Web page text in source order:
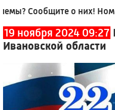
о них! Номер
19 ноября 2024 09:27
Ивановской области